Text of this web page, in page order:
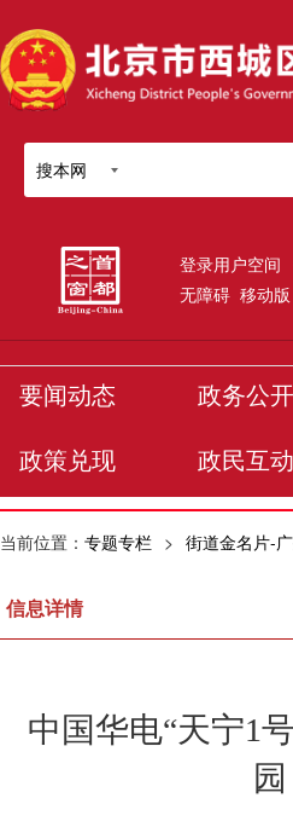
搜本网
登录用户空间
无障碍 移动版
要闻动态 政务公开
政策兑现 政民互动
当前位置： 专题专栏 > 街道金名片-
信息详情
中国华电“天宁1
园